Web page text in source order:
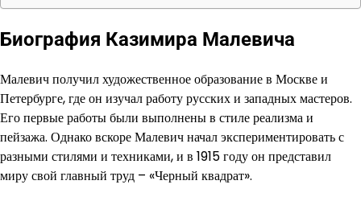
Биография Казимира Малевича
Малевич получил художественное образование в Москве и
Петербурге, где он изучал работу русских и западных мастеров.
Его первые работы были выполнены в стиле реализма и
пейзажа. Однако вскоре Малевич начал экспериментировать с
разными стилями и техниками, и в 1915 году он представил
миру свой главный труд – «Черный квадрат».